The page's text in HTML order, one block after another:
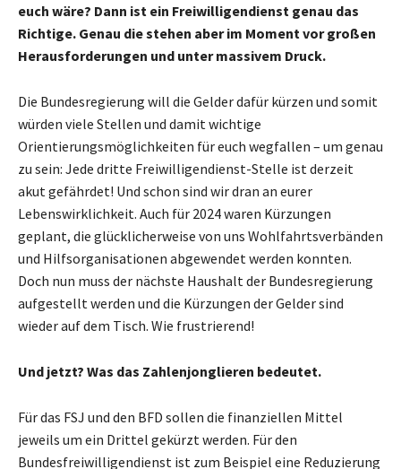
euch wäre? Dann ist ein Freiwilligendienst genau das
Richtige. Genau die stehen aber im Moment vor großen
Herausforderungen und unter massivem Druck.
Die Bundesregierung will die Gelder dafür kürzen und somit
würden viele Stellen und damit wichtige
Orientierungsmöglichkeiten für euch wegfallen – um genau
zu sein: Jede dritte Freiwilligendienst-Stelle ist derzeit
akut gefährdet! Und schon sind wir dran an eurer
Lebenswirklichkeit. Auch für 2024 waren Kürzungen
geplant, die glücklicherweise von uns Wohlfahrtsverbänden
und Hilfsorganisationen abgewendet werden konnten.
Doch nun muss der nächste Haushalt der Bundesregierung
aufgestellt werden und die Kürzungen der Gelder sind
wieder auf dem Tisch. Wie frustrierend!
Und jetzt? Was das Zahlenjonglieren bedeutet.
Für das FSJ und den BFD sollen die finanziellen Mittel
jeweils um ein Drittel gekürzt werden. Für den
Bundesfreiwilligendienst ist zum Beispiel eine Reduzierung